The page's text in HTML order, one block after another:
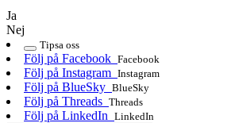
Ja
Nej
Tipsa oss
Följ på Facebook Facebook
Följ på Instagram Instagram
Följ på BlueSky BlueSky
Följ på Threads Threads
Följ på LinkedIn LinkedIn